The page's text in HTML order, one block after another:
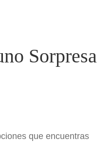
Sorpresa
que encuentras